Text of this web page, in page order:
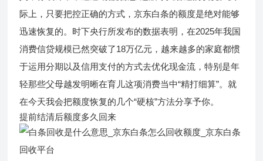
际上，只要把控正确的方式，京东白条的额度是绝对能够
迅速恢复的。时下央行所发布的数据表明，在2025年我国
消费信贷规模已然突破了18万亿元，越来越多的家庭都惯
于运用分期以及信用支付的方式去优化现金流，特别是年
轻那些父母越发明晰在育儿这项消费当中“精打细算”。就
在今天我会把额度恢复的几个“硬核”方法分享予你。
提前结清后额度多久回来